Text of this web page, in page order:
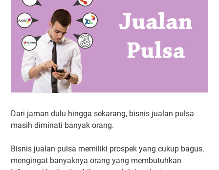
Dari jaman dulu hingga sekarang, bisnis jualan pulsa
masih diminati banyak orang.
Bisnis jualan pulsa memiliki prospek yang cukup bagus,
mengingat banyaknya orang yang membutuhkan